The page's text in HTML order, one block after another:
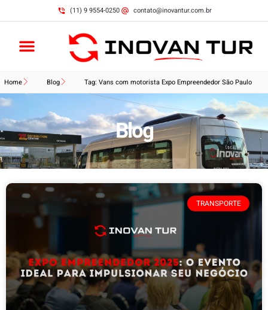
(11) 9 9554-0250 contato@inovantur.com.br
Home Blog Tag: Vans com motorista Expo Empreendedor São Paulo
Blog
TRANSPORTE